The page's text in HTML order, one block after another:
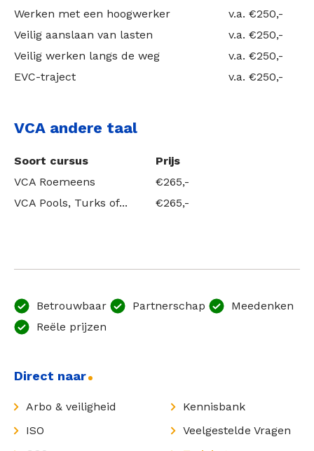
Werken met een hoogwerker
v.a. €250,-
Veilig aanslaan van lasten
v.a. €250,-
Veilig werken langs de weg
v.a. €250,-
EVC-traject
v.a. €250,-
VCA andere taal
Soort cursus
Prijs
VCA Roemeens
€265,-
VCA Pools, Turks of...
€265,-
Betrouwbaar Partnerschap
Meedenken
Reële prijzen
Direct naar
Arbo & veiligheid
ISO
Kennisbank
Veelgestelde Vragen